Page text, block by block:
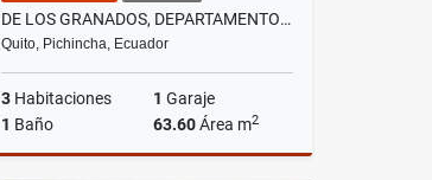
DE LOS GRANADOS, DEPARTAMENTO EN RENTA, 63.60 M2
Quito, Pichincha, Ecuador
3 Habitaciones 1 Garaje
1 Baño 63.60Área m2